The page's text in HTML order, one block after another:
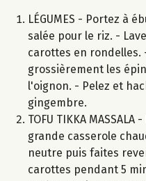
LÉGUMES - Portez à
salée pour le riz. -
carottes en rondelles.
grossièrement les
l'oignon. - Pelez et
gingembre.
TOFU TIKKA
grande casserole
neutre puis faites
carottes pendant 5